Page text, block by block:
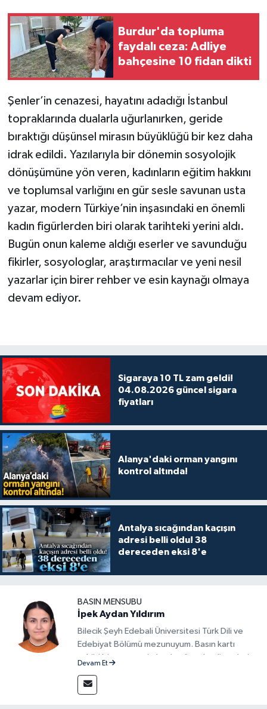
Burdur'da topluma
faydalı ceza: Adliye
bahçesine 10 fidan dikti
Şenler’in cenazesi, hayatını adadığı İstanbul
topraklarında dualarla uğurlanırken, geride
bıraktığı düşünsel mirasın büyüklüğü bir kez daha
idrak edildi. Yazılarıyla bir dönemin sosyolojik
dönüşümüne yön veren, kadınların eğitim hakkını
ve toplumsal varlığını en gür sesle savunan usta
yazar, modern Türkiye’nin inşasındaki en önemli
kadın figürlerden biri olarak tarihteki yerini aldı.
Bugün onun kaleme aldığı eserler ve savunduğu
fikirler, sosyologlar, araştırmacılar ve yeni nesil
yazarlar için birer rehber ve esin kaynağı olmaya
devam ediyor.
Sigaraya 10 TL zam geldi!
04.08.2026 güncel sigara
fiyatları
Alanya'daki orman yangını
kontrol altında!
Antalya sıcağından kaçışın
adresi belli oldu! 38
dereceden eksi 8'e
BASIN MENSUBU
İpek Aydan Yıldırım
Bilecik Şeyh Edebali Üniversitesi Türk Dili ve
Edebiyat Bölümü mezunuyum. Basın kartı
sahibi bir gazeteci olarak, güncel gelişmeleri
güvenilir ve tarafsız bilgilerle buluşturmayı
amaçlıyorum. Habercilik anlayışımda etik
Devam Et